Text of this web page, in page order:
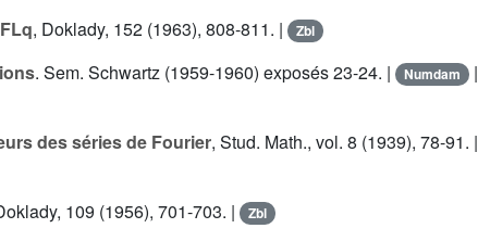
, Doklady, 152 (1963), 808-811. | Zbl
. Sem. Schwartz (1959-1960) exposés 23-24. | Numdam |
des séries de Fourier, Stud. Math., vol. 8 (1939), 78-91. |
109 (1956), 701-703. | Zbl